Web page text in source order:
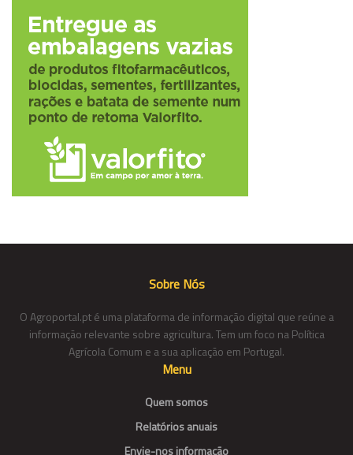
Sobre Nós
O Agroportal.pt é uma plataforma de informação digital que reúne a
informação relevante sobre agricultura. Tem um foco na Política
Agrícola Comum e a sua aplicação em Portugal.
Menu
Quem somos
Relatórios anuais
Envie-nos informação